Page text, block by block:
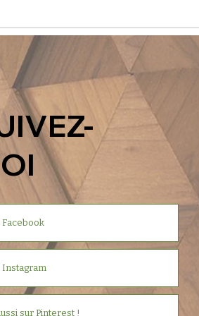
Facebook
Instagram
sur Pinterest !